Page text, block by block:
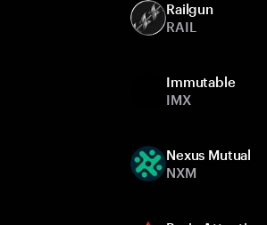
Railgun
RAIL
Immutable
IMX
Nexus Mutual
NXM